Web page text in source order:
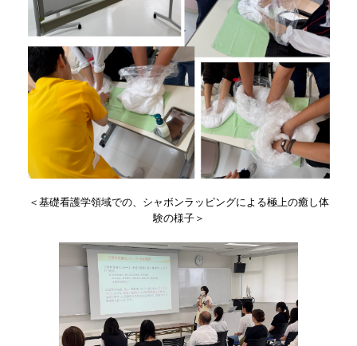
＜基礎看護学領域での、シャボンラッピングによる極上の癒し体
験の様子＞